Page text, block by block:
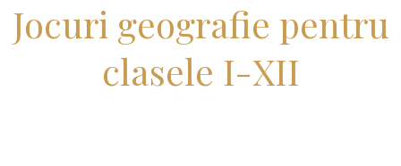
Jocuri geografie pentru
clasele I-XII